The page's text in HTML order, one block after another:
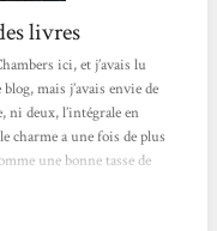
livres
ici, et j’avais lu
mais j’avais envie de
ni deux, l’intégrale en
charme a une fois de plus
une bonne tasse de
est que les Humains